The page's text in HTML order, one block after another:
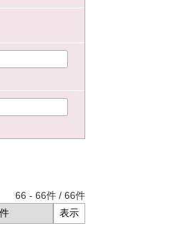
66 - 66件 / 66件